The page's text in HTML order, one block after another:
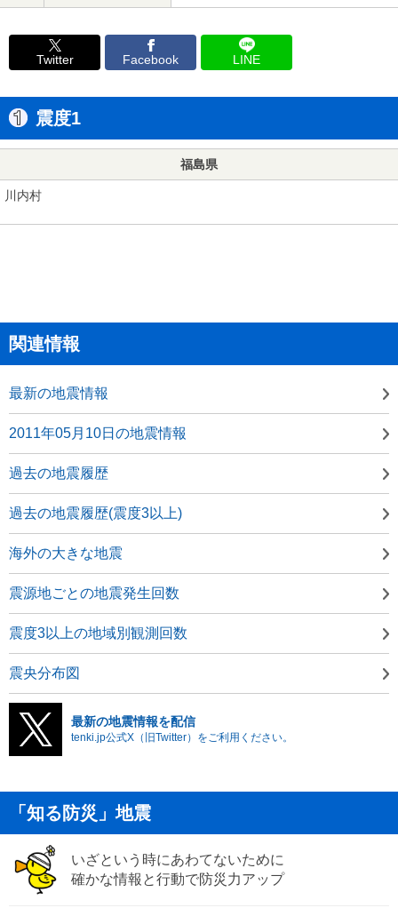
Twitter Facebook LINE
震度1
福島県
川内村
関連情報
最新の地震情報
2011年05月10日の地震情報
過去の地震履歴
過去の地震履歴(震度3以上)
海外の大きな地震
震源地ごとの地震発生回数
震度3以上の地域別観測回数
震央分布図
最新の地震情報を配信
tenki.jp公式X（旧Twitter）をご利用ください。
「知る防災」地震
いざという時にあわてないために
確かな情報と行動で防災力アップ